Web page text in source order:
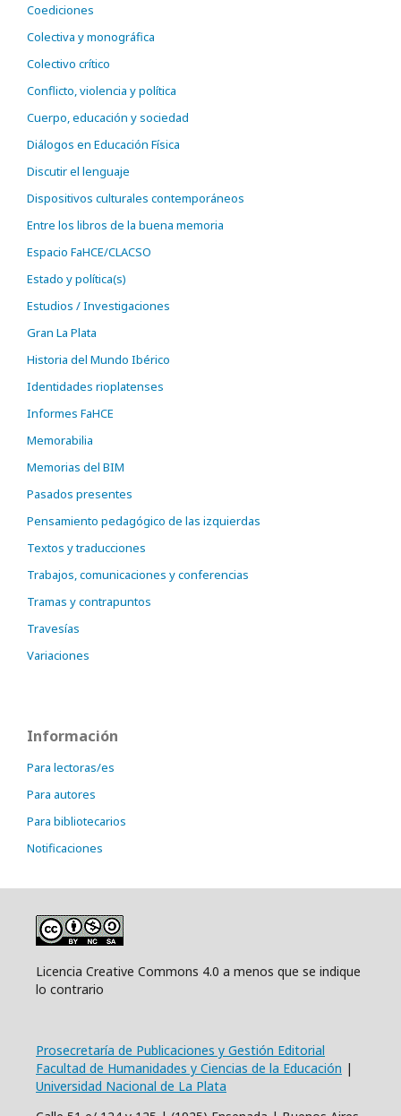
Coediciones
Colectiva y monográfica
Colectivo crítico
Conflicto, violencia y política
Cuerpo, educación y sociedad
Diálogos en Educación Física
Discutir el lenguaje
Dispositivos culturales contemporáneos
Entre los libros de la buena memoria
Espacio FaHCE/CLACSO
Estado y política(s)
Estudios / Investigaciones
Gran La Plata
Historia del Mundo Ibérico
Identidades rioplatenses
Informes FaHCE
Memorabilia
Memorias del BIM
Pasados presentes
Pensamiento pedagógico de las izquierdas
Textos y traducciones
Trabajos, comunicaciones y conferencias
Tramas y contrapuntos
Travesías
Variaciones
Información
Para lectoras/es
Para autores
Para bibliotecarios
Notificaciones
Licencia Creative Commons 4.0 a menos que se indique
lo contrario
Prosecretaría de Publicaciones y Gestión Editorial
Facultad de Humanidades y Ciencias de la Educación |
Universidad Nacional de La Plata